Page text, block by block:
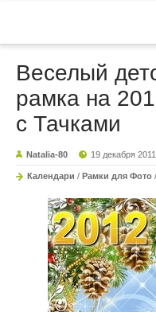
Веселый
рамка на
с Тачками
Natalia-80 19 декабря 2011
Календари / Рамки для Фото /